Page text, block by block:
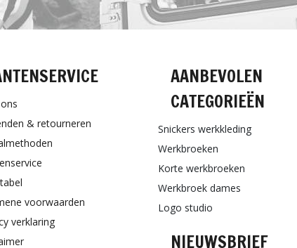
& retourneren
voorwaarden
verklaring
AANBEVOLEN
CATEGORIEËN
Snickers werkkleding
Werkbroeken
Korte werkbroeken
Werkbroek dames
Logo studio
NIEUWSBRIEF